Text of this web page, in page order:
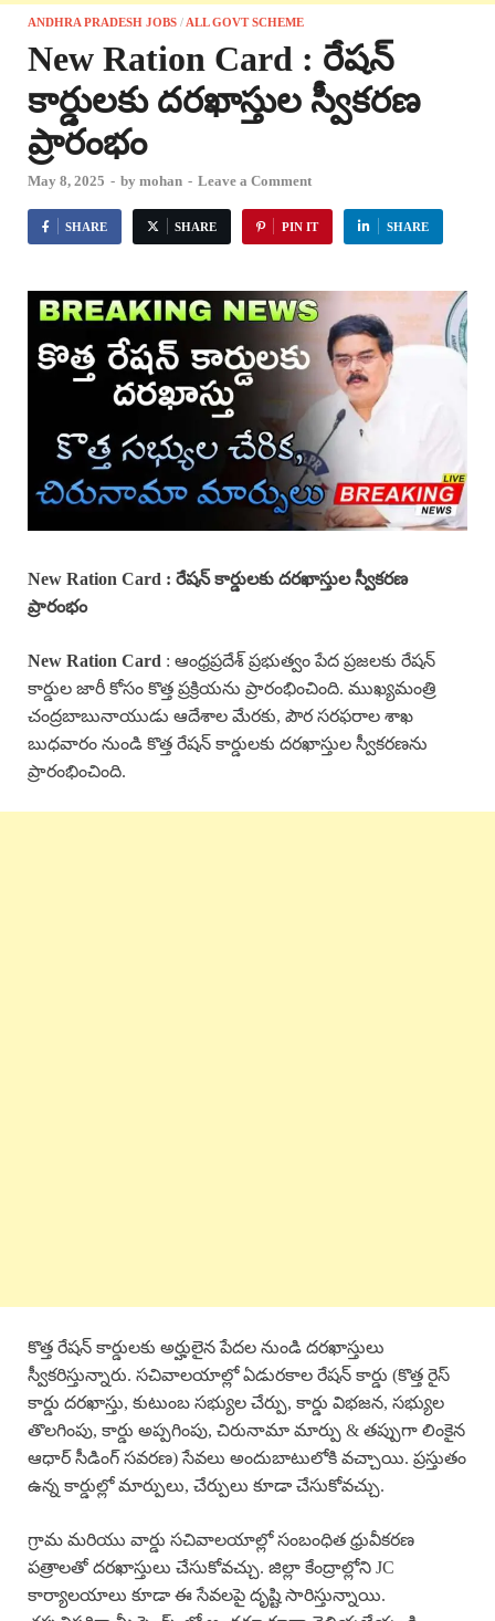
ANDHRA PRADESH JOBS / ALL GOVT SCHEME
New Ration Card : రేషన్
కార్డులకు దరఖాస్తుల స్వీకరణ
ప్రారంభం
May 8, 2025 - by mohan - Leave a Comment
SHARE SHARE PIN IT SHARE
New Ration Card : రేషన్ కార్డులకు దరఖాస్తుల స్వీకరణ
ప్రారంభం
New Ration Card : ఆంధ్రప్రదేశ్ ప్రభుత్వం పేద ప్రజలకు రేషన్
కార్డుల జారీ కోసం కొత్త ప్రక్రియను ప్రారంభించింది. ముఖ్యమంత్రి
చంద్రబాబునాయుడు ఆదేశాల మేరకు, పౌర సరఫరాల శాఖ
బుధవారం నుండి కొత్త రేషన్ కార్డులకు దరఖాస్తుల స్వీకరణను
ప్రారంభించింది.
కొత్త రేషన్ కార్డులకు అర్హులైన పేదల నుండి దరఖాస్తులు
స్వీకరిస్తున్నారు. సచివాలయాల్లో ఏడురకాల రేషన్ కార్డు (కొత్త రైస్
కార్డు దరఖాస్తు, కుటుంబ సభ్యుల చేర్పు, కార్డు విభజన, సభ్యుల
తొలగింపు, కార్డు అప్పగింపు, చిరునామా మార్పు & తప్పుగా లింకైన
ఆధార్ సీడింగ్ సవరణ) సేవలు అందుబాటులోకి వచ్చాయి. ప్రస్తుతం
ఉన్న కార్డుల్లో మార్పులు, చేర్పులు కూడా చేసుకోవచ్చు.
గ్రామ మరియు వార్డు సచివాలయాల్లో సంబంధిత ధ్రువీకరణ
పత్రాలతో దరఖాస్తులు చేసుకోవచ్చు. జిల్లా కేంద్రాల్లోని JC
కార్యాలయాలు కూడా ఈ సేవలపై దృష్టి సారిస్తున్నాయి.